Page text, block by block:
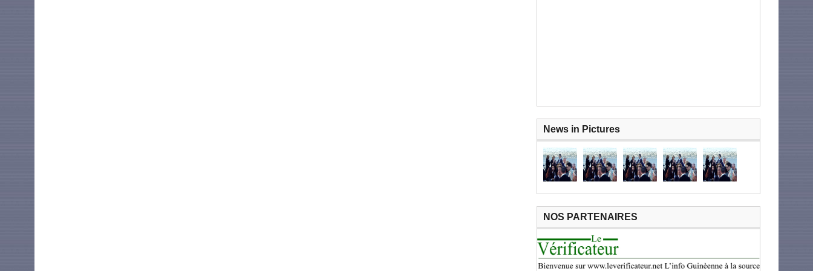
News in Pictures
NOS PARTENAIRES